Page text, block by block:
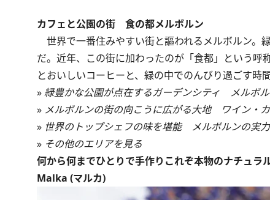
カフェと公園の街 食の都メルボルン
世界で一番住みやすい街と謳われるメルボルン。
だ。近年、この街に加わったのが「食都」という
とおいしいコーヒーと、緑の中でのんびり過ごす時
»緑豊かな公園が点在するガーデンシティ メルボ
» メルボルンの街の向こうに広がる大地 ワイン・
» 世界のトップシェフの味を堪能 メルボルンの実
» その他のエリアを見る
何から何までひとりで手作りこれぞ本物のナチュラ
Malka (マルカ)